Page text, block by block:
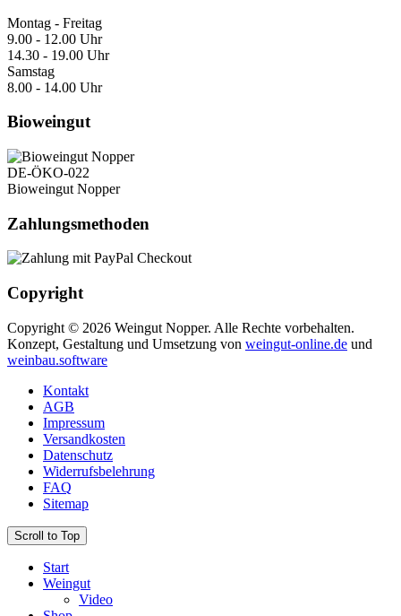
Montag - Freitag
9.00 - 12.00 Uhr
14.30 - 19.00 Uhr
Samstag
8.00 - 14.00 Uhr
Bioweingut
DE-ÖKO-022
Bioweingut Nopper
Zahlungsmethoden
Copyright
Copyright © 2026 Weingut Nopper. Alle Rechte vorbehalten.
Konzept, Gestaltung und Umsetzung von weingut-online.de und
weinbau.software
Kontakt
AGB
Impressum
Versandkosten
Datenschutz
Widerrufsbelehrung
FAQ
Sitemap
Scroll to Top
Start
Weingut
Video